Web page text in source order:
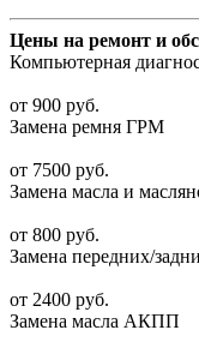
Цены на ремонт и
Компьютерная
от 900 руб.
Замена ремня ГРМ
от 7500 руб.
Замена масла и
от 800 руб.
Замена передних/
от 2400 руб.
Замена масла АКПП